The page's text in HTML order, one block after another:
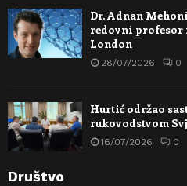
Dr. Adnan
redovni profesor
London
28/07/2026 0
Hurtić održao
rukovodstvom
16/07/2026 0
Društvo